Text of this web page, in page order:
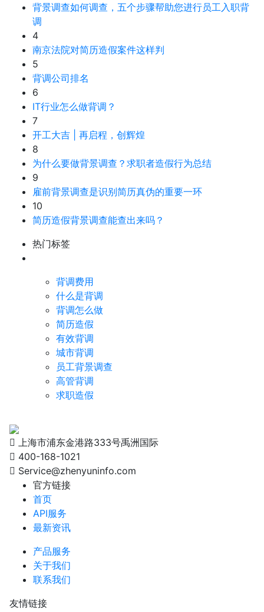
背景调查如何调查，五个步骤帮助您进行员工入职背
调
4
南京法院对简历造假案件这样判
5
背调公司排名
6
IT行业怎么做背调？
7
开工大吉 | 再启程，创辉煌
8
为什么要做背景调查？求职者造假行为总结
9
雇前背景调查是识别简历真伪的重要一环
10
简历造假背景调查能查出来吗？
热门标签
背调费用
什么是背调
背调怎么做
简历造假
有效背调
城市背调
员工背景调查
高管背调
求职造假
上海市浦东金港路333号禹洲国际
400-168-1021
Service@zhenyuninfo.com
官方链接
首页
API服务
最新资讯
产品服务
关于我们
联系我们
友情链接